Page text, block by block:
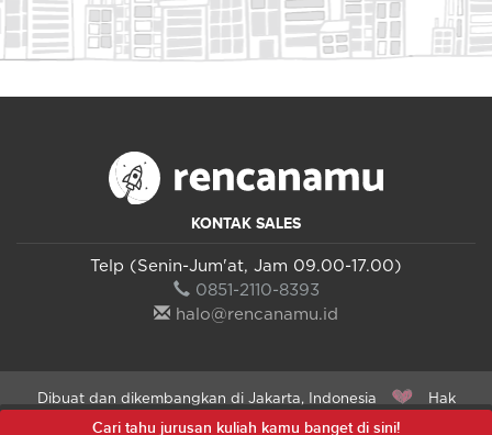
KONTAK SALES
Telp (Senin-Jum'at, Jam 09.00-17.00)
0851-2110-8393
halo@rencanamu.id
Dibuat dan dikembangkan di Jakarta, Indonesia
Hak
Cipta Dilindungi 2015 - 2026 PT Manual Muda Indonesia ©
Cari tahu jurusan kuliah kamu banget di sini!